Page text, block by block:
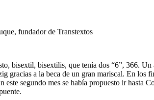
fundador de Transtextos
bisextil, bisextilis, que tenía dos “6”, 366.
gracias a la beca de un gran mariscal. En los
este segundo mes se había propuesto ir hasta